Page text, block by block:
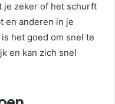
je zeker of het schurft
en anderen in je
het goed om snel te
en kan zich snel